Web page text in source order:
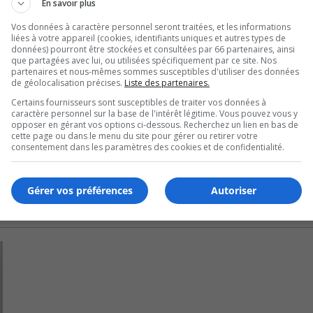
à Ottawa pour les citoyens de La Prairie,
les entreprises, la qualité de vie et les valeurs et sont
à l’encontre des intérêts des citoyens.
à Candiac.
En savoir plus
Vos données à caractère personnel seront traitées, et les informations
liées à votre appareil (cookies, identifiants uniques et autres types de
données) pourront être stockées et consultées par 66 partenaires, ainsi
que partagées avec lui, ou utilisées spécifiquement par ce site. Nos
partenaires et nous-mêmes sommes susceptibles d'utiliser des données
de géolocalisation précises. Liste des partenaires.
Certains fournisseurs sont susceptibles de traiter vos données à
caractère personnel sur la base de l'intérêt légitime. Vous pouvez vous y
opposer en gérant vos options ci-dessous. Recherchez un lien en bas de
cette page ou dans le menu du site pour gérer ou retirer votre
consentement dans les paramètres des cookies et de confidentialité.
Autoriser
Gérer vos préférences